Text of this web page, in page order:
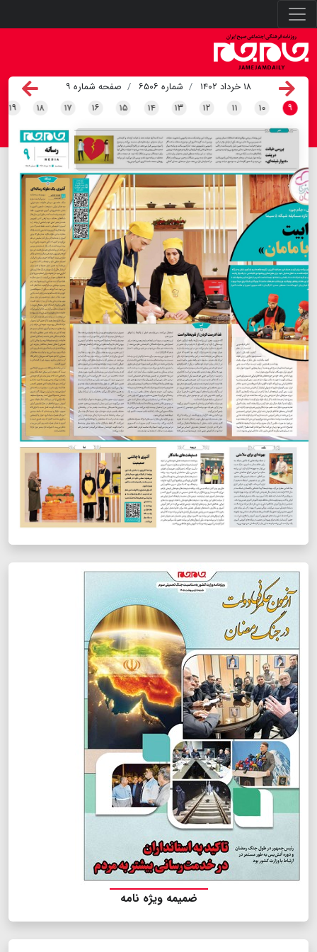
۱۸ خرداد ۱۴۰۲ شماره ۶۵۰۶
صفحه شماره ۹
۹ ۱۰ ۱۱ ۱۲ ۱۳ ۱۴ ۱۵ ۱۶ ۱۷ ۱۸ ۱۹
ضمیمه ویژه نامه